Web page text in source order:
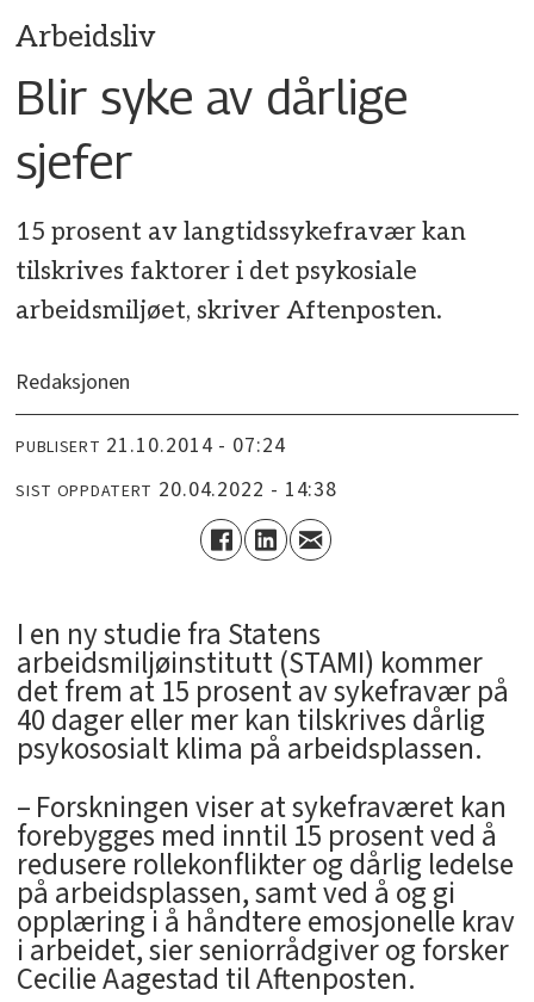
Arbeidsliv
Blir syke av dårlige
sjefer
15 prosent av langtidssykefravær kan
tilskrives faktorer i det psykosiale
arbeidsmiljøet, skriver Aftenposten.
Redaksjonen
PUBLISERT 21.10.2014 - 07:24
SIST OPPDATERT 20.04.2022 - 14:38
I en ny studie fra Statens
arbeidsmiljøinstitutt (STAMI) kommer
det frem at 15 prosent av sykefravær på
40 dager eller mer kan tilskrives dårlig
psykososialt klima på arbeidsplassen.
– Forskningen viser at sykefraværet kan
forebygges med inntil 15 prosent ved å
redusere rollekonflikter og dårlig ledelse
på arbeidsplassen, samt ved å og gi
opplæring i å håndtere emosjonelle krav
i arbeidet, sier seniorrådgiver og forsker
Cecilie Aagestad til Aftenposten.